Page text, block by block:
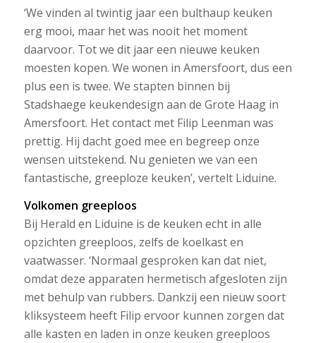
‘We vinden al twintig jaar een bulthaup keuken
erg mooi, maar het was nooit het moment
daarvoor. Tot we dit jaar een nieuwe keuken
moesten kopen. We wonen in Amersfoort, dus een
plus een is twee. We stapten binnen bij
Stadshaege keukendesign aan de Grote Haag in
Amersfoort. Het contact met Filip Leenman was
prettig. Hij dacht goed mee en begreep onze
wensen uitstekend. Nu genieten we van een
fantastische, greeploze keuken’, vertelt Liduine.
Volkomen greeploos
Bij Herald en Liduine is de keuken echt in alle
opzichten greeploos, zelfs de koelkast en
vaatwasser. ‘Normaal gesproken kan dat niet,
omdat deze apparaten hermetisch afgesloten zijn
met behulp van rubbers. Dankzij een nieuw soort
kliksysteem heeft Filip ervoor kunnen zorgen dat
alle kasten en laden in onze keuken greeploos